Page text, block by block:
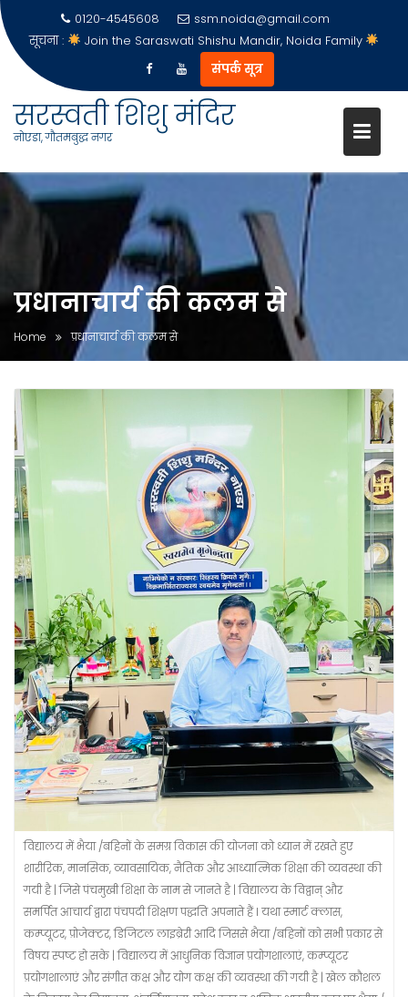
Skip
0120-4545608
ssm.noida@gmail.com
सूचना :
Join the Saraswati Shishu Mandir, Noida Family
संपर्क सूत्र
सरस्वती शिशु मंदिर
नोएडा, गौतमबुद्ध नगर
प्रधानाचार्य की कलम से
Home प्रधानाचार्य की कलम से
विद्यालय में भैया /बहिनों के समग्र विकास की योजना को ध्यान में रखते हुए
शारीरिक, मानसिक, व्यावसायिक, नैतिक और आध्यात्मिक शिक्षा की व्यवस्था की
गयी है | जिसे पंचमुखी शिक्षा के नाम से जानते है | विद्यालय के विद्वान् और
समर्पित आचार्य द्वारा पंचपदी शिक्षण पद्धति अपनाते हैं I यथा स्मार्ट क्लास,
कम्प्यूटर, प्रोजेक्टर, डिजिटल लाइब्रेरी आदि जिससे भैया /बहिनों को सभी प्रकार से
विषय स्पष्ट हो सके | विद्यालय में आधुनिक विज्ञान प्रयोगशालाएं, कम्प्यूटर
प्रयोगशालाएं और संगीत कक्ष और योग कक्ष की व्यवस्था की गयी है | खेल कौशल